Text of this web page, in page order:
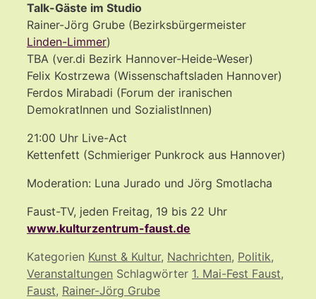
Talk-Gäste im Studio
Rainer-Jörg Grube (Bezirksbürgermeister
Linden-Limmer)
TBA (ver.di Bezirk Hannover-Heide-Weser)
Felix Kostrzewa (Wissenschaftsladen Hannover)
Ferdos Mirabadi (Forum der iranischen
DemokratInnen und SozialistInnen)
21:00 Uhr Live-Act
Kettenfett (Schmieriger Punkrock aus Hannover)
Moderation: Luna Jurado und Jörg Smotlacha
Faust-TV, jeden Freitag, 19 bis 22 Uhr
www.kulturzentrum-faust.de
Kategorien Kunst & Kultur, Nachrichten, Politik,
Veranstaltungen Schlagwörter 1. Mai-Fest Faust,
Faust, Rainer-Jörg Grube